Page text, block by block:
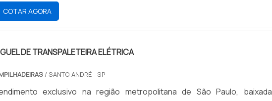
no nível do solo, usando paletes como base para o transporte, que
encaixados em seus garf...
AGORA
DE TRANSPALETEIRA ELÉTRICA
/ SANTO ANDRÉ - SP
exclusivo na região metropolitana de São Paulo, baixada